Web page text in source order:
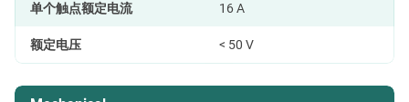
单个触点额定电流 16 A
额定电压 < 50 V